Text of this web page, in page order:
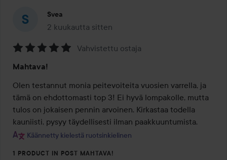
Svea
2 kuukautta sitten
Viesti luotiin 2 kuukautta sitten
5
/
5
Vahvistettu ostaja
Mahtava!
Olen testannut monia peitevoiteita vuosien varrella, ja
tämä on ehdottomasti top 3! Ei hyvä lompakolle, mutta
tulos on jokaisen pennin arvoinen. Kirkastaa todella
kauniisti, pysyy täydellisesti ilman paakkuuntumista.
Käännetty kielestä ruotsinkielinen
1 PRODUCT IN POST MAHTAVA!